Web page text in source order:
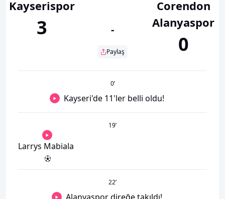
Kayserispor
3 -
Paylaş
Corendon
Alanyaspor
0
0’
Kayseri'de 11'ler belli oldu!
19’
Larrys Mabiala
22’
Alanyaspor direğe takıldı!